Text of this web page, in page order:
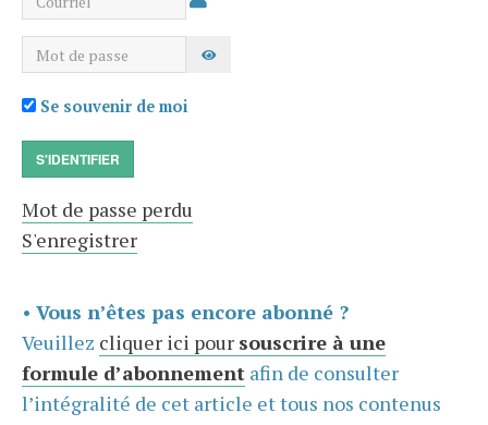
Mot de passe AFFICHER LE MOT DE PASSE
Se souvenir de moi
S'IDENTIFIER
Mot de passe perdu
S'enregistrer
• Vous n’êtes pas encore abonné ?
Veuillez cliquer ici pour souscrire à une
formule d’abonnement afin de consulter
l’intégralité de cet article et tous nos contenus